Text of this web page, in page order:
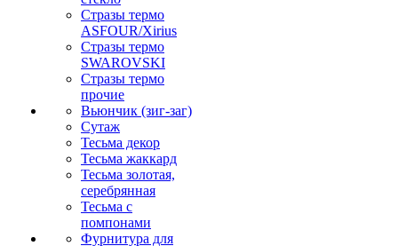
Стразы термо
ASFOUR/Xirius
Стразы термо
SWAROVSKI
Стразы термо
прочие
Вьюнчик (зиг-заг)
Сутаж
Тесьма декор
Тесьма жаккард
Тесьма золотая,
серебрянная
Тесьма с
помпонами
Фурнитура для